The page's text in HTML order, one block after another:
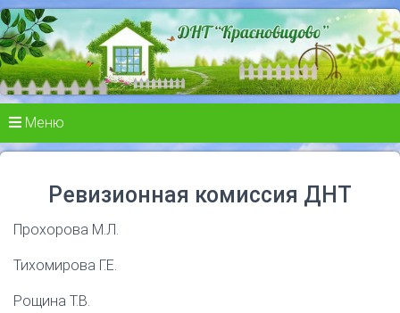
Меню
Ревизионная комиссия ДНТ
Прохорова М.Л.
Тихомирова Г.Е.
Рощина Т.В.